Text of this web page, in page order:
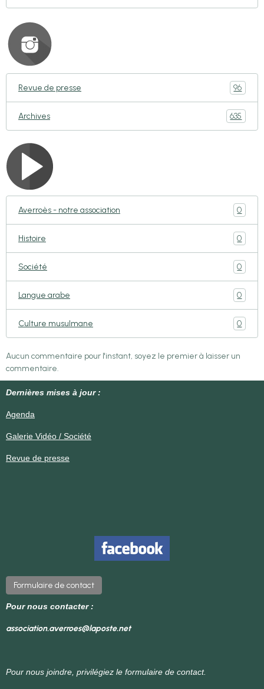
Revue de presse 96
Archives 635
Averroès - notre association 0
Histoire 0
Société 0
Langue arabe 0
Culture musulmane 0
Aucun commentaire pour l'instant, soyez le premier à laisser un
commentaire.
Dernières mises à jour :
Agenda
Galerie Vidéo / Société
Revue de presse
Formulaire de contact
Pour nous contacter :
association.averroes@laposte.net
Pour nous joindre, privilégiez le formulaire de contact.